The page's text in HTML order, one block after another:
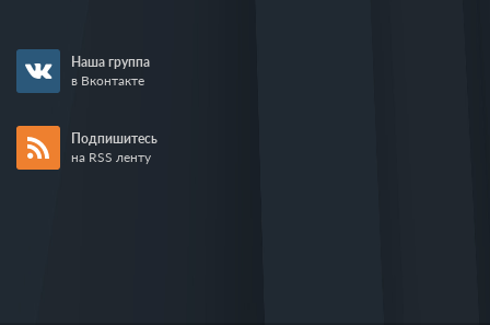
Наша группа
в Вконтакте
Подпишитесь
на RSS ленту